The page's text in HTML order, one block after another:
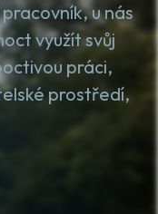
u nás
využít svůj
práci,
prostředí,